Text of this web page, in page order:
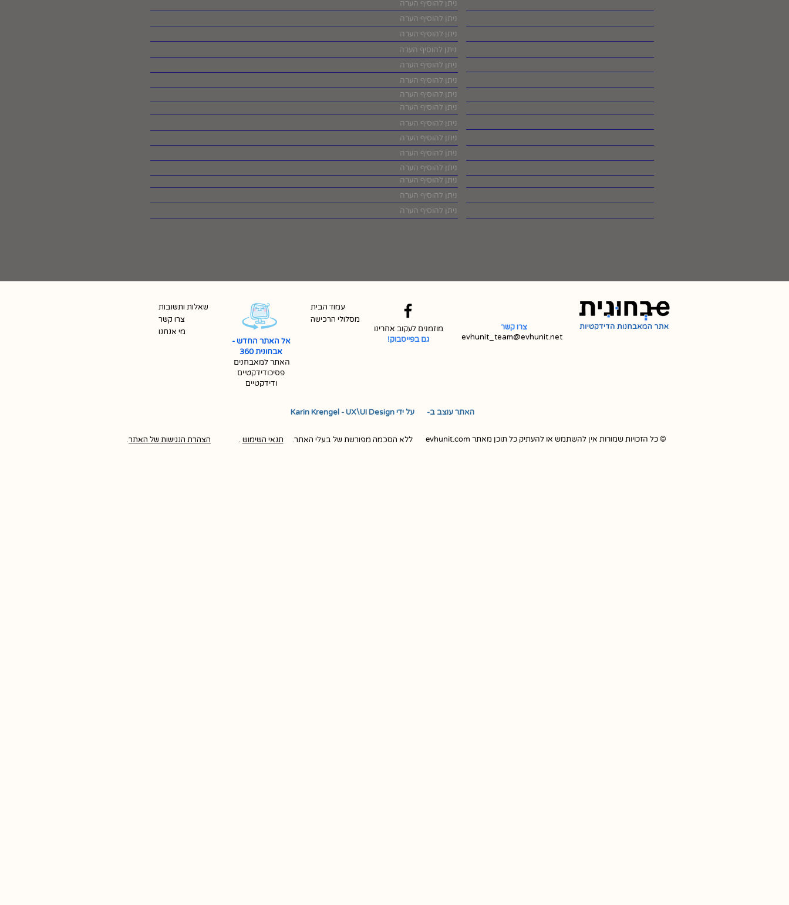
שאלות ותשובות
צרו קשר
מי אנחנו
עמוד הבית
מסלולי הרכישה
אל האתר החדש -
אבחונית 360
האתר למאבחנים
פסיכודידקטיים
ודידקטיים
מוזמנים לעקוב אחרינו
גם בפייסבוק!
צרו קשר
evhunit_team@evhunit.net
האתר עוצב ב- ​ ​ על ידי Karin Krengel - UX\UI Design
הצהרת הנגישות של האתר. ללא הסכמה מפורשת של בעלי האתר. תנאי השימוש . © כל הזכויות שמורות אין להשתמש או להעתיק כל תוכן מאתר evhunit.com